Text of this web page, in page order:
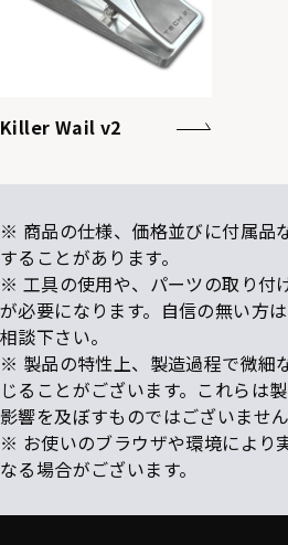
Killer Wail v2
※ 商品の仕様、価格並びに付属品
することがあります。
※ 工具の使用や、パーツの取り付
が必要になります。自信の無い方
相談下さい。
※ 製品の特性上、製造過程で微細
じることがございます。これらは
影響を及ぼすものではございません
※ お使いのブラウザや環境により
なる場合がございます。